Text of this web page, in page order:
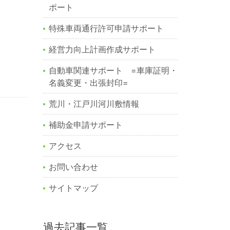
ポート
特殊車両通行許可申請サポート
経営力向上計画作成サポート
自動車関連サポート =車庫証明・
名義変更・出張封印=
荒川・江戸川河川敷情報
補助金申請サポート
アクセス
お問い合わせ
サイトマップ
過去記事一覧